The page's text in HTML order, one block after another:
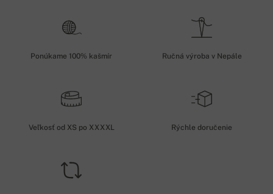
Ponúkame 100% kašmír Ručná výroba v Nepále
Veľkosť od XS po XXXXL Rýchle doručenie